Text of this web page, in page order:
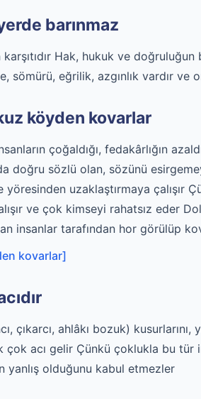
barınmaz
Hak, hukuk ve
sömürü, eğrilik, azgınlık vardır ve
köyden kovarlar
çoğaldığı, fedakârlığın
doğru sözlü olan, sözünü
yöresinden uzaklaştırmaya
ve çok kimseyi rahatsız eder
insanlar tarafından hor görülüp
kovarlar]
çıkarcı, ahlâkı bozuk)
acı gelir Çünkü çoklukla bu tür
yanlış olduğunu kabul etmezler